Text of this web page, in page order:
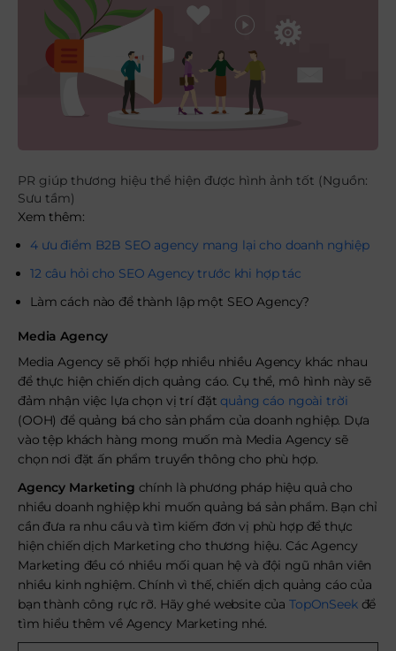
PR giúp thương hiệu thể hiện được hình ảnh tốt (Nguồn:
Sưu tầm)
Xem thêm:
4 ưu điểm B2B SEO agency mang lại cho doanh nghiệp
12 câu hỏi cho SEO Agency trước khi hợp tác
Làm cách nào để thành lập một SEO Agency?
Media Agency
Media Agency sẽ phối hợp nhiều nhiều Agency khác nhau
để thực hiện chiến dịch quảng cáo. Cụ thể, mô hình này sẽ
đảm nhận việc lựa chọn vị trí đặtquảng cáo ngoài trời
(OOH) để quảng bá cho sản phẩm của doanh nghiệp. Dựa
vào tệp khách hàng mong muốn mà Media Agency sẽ
chọn nơi đặt ấn phẩm truyền thông cho phù hợp.
Agency Marketing chính là phương pháp hiệu quả cho
nhiều doanh nghiệp khi muốn quảng bá sản phẩm. Bạn chỉ
cần đưa ra nhu cầu và tìm kiếm đơn vị phù hợp để thực
hiện chiến dịch Marketing cho thương hiệu. Các Agency
Marketing đều có nhiều mối quan hệ và đội ngũ nhân viên
nhiều kinh nghiệm. Chính vì thế, chiến dịch quảng cáo của
bạn thành công rực rỡ. Hãy ghé website của TopOnSeekđể
tìm hiểu thêm về Agency Marketing nhé.